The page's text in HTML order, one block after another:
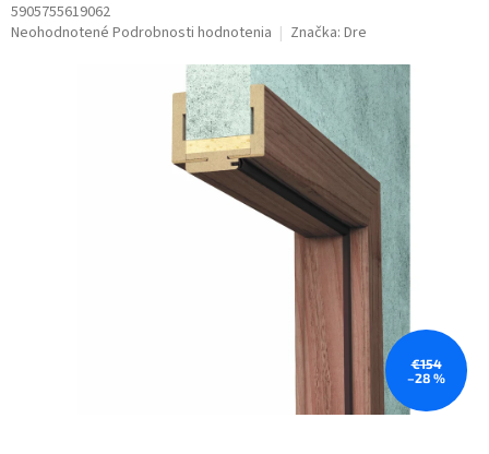
5905755619062
Priemerné
Neohodnotené Podrobnosti hodnotenia Značka: Dre
€154
–28 %